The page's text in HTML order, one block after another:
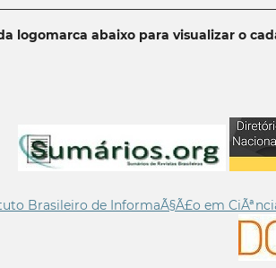
logomarca abaixo para visualizar o